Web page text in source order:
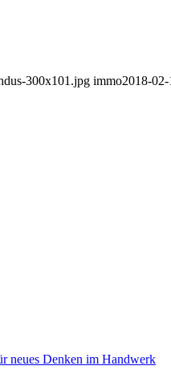
300x101.jpg immo2018-
neues Denken im Handwerk